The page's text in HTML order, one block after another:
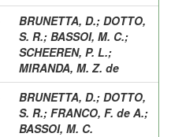
BRUNETTA, D.; DOTTO,
S. R.; BASSOI, M. C.;
SCHEEREN, P. L.;
MIRANDA, M. Z. de
BRUNETTA, D.; DOTTO,
S. R.; FRANCO, F. de A.;
BASSOI, M. C.